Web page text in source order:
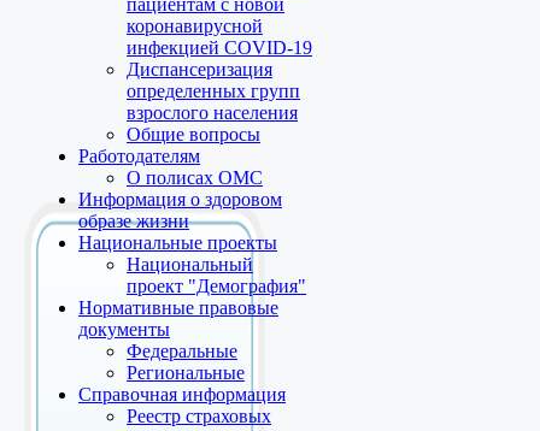
пациентам с новой
коронавирусной
инфекцией COVID-19
Диспансеризация
определенных групп
взрослого населения
Общие вопросы
Работодателям
О полисах ОМС
Информация о здоровом
образе жизни
Национальные проекты
Национальный
проект "Демография"
Нормативные правовые
документы
Федеральные
Региональные
Справочная информация
Реестр страховых